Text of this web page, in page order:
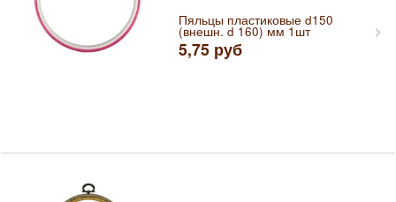
Пяльцы пластиковые d150
(внешн. d 160) мм 1шт
5,75 руб